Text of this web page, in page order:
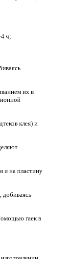
ч;
их в
клея) и
и на пластину
добиваясь
гаек в